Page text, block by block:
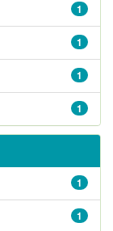
1
1
1
1
1
1